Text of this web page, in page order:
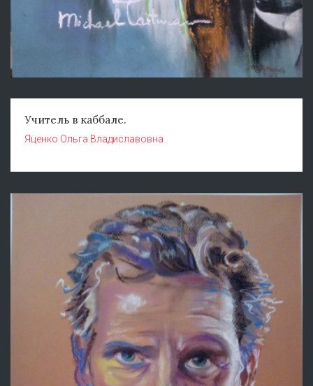
Учитель в каббале.
Яценко Ольга Владиславовна